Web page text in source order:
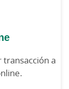
transacción a